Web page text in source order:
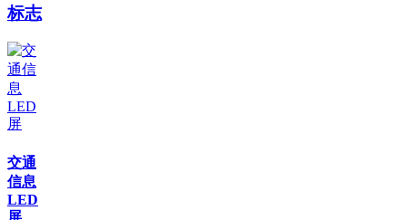
标志
交通
信息
LED
屏